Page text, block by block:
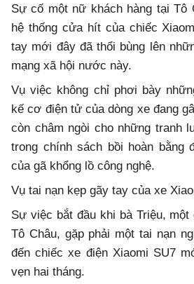
Sự cố một nữ khách hàng tại Tô
hệ thống cửa hít của chiếc
tay mới đây đã thổi bùng lên
mạng xã hội nước này.
Vụ việc không chỉ phơi bày
kế cơ điện tử của dòng xe đang
còn châm ngòi cho những tranh
trong chính sách bồi hoàn bằng
của gã khổng lồ công nghệ.
Vụ tai nạn kẹp gãy tay của xe
Sự việc bắt đầu khi bà Triệu,
Tô Châu, gặp phải một tai nạn
đến chiếc xe điện Xiaomi SU7
vẹn hai tháng.